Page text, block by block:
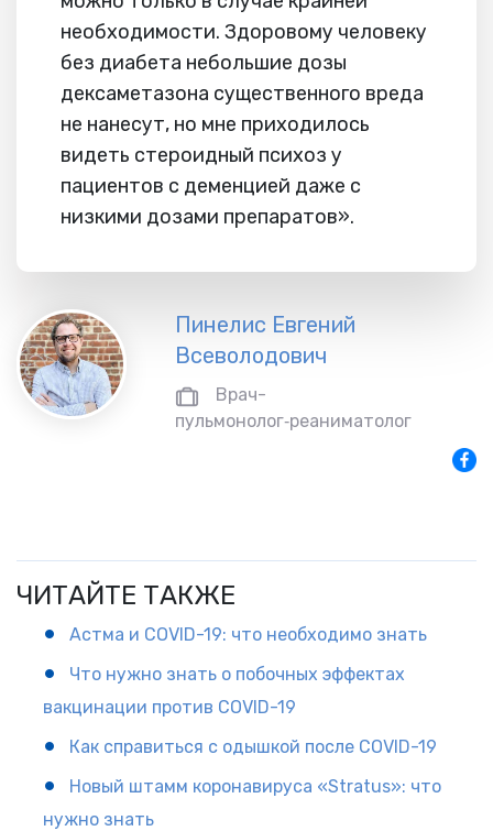
необходимости. Здоровому человеку
без диабета небольшие дозы
дексаметазона существенного вреда
не нанесут, но мне приходилось
видеть стероидный психоз у
пациентов с деменцией даже с
низкими дозами препаратов».
Пинелис Евгений
Всеволодович
Врач-
пульмонолог‑реаниматолог
ЧИТАЙТЕ ТАКЖЕ
Астма и COVID-19: что необходимо знать
Что нужно знать о побочных эффектах
вакцинации против COVID-19
Как справиться с одышкой после COVID-19
Новый штамм коронавируса «Stratus»: что
нужно знать